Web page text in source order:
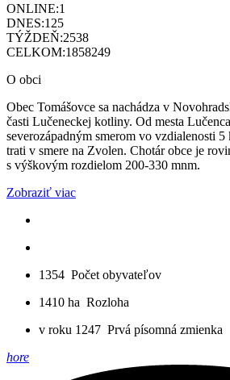
ONLINE:1
DNES:125
TÝŽDEŇ:2538
CELKOM:1858249
O obci
Obec Tomášovce sa nachádza v
časti Lučeneckej kotliny. Od mesta
severozápadným smerom vo vzdialenosti
trati v smere na Zvolen. Chotár obce je
s výškovým rozdielom 200-330 mnm.
Zobraziť viac
1354 Počet obyvateľov
1410 ha Rozloha
v roku 1247 Prvá písomná zmienka
hore